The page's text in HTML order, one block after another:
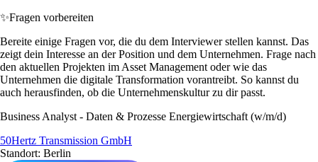
✨Fragen vorbereiten
Bereite einige Fragen vor, die du dem Interviewer stellen kannst. Das
zeigt dein Interesse an der Position und dem Unternehmen. Frage nach
den aktuellen Projekten im Asset Management oder wie das
Unternehmen die digitale Transformation vorantreibt. So kannst du
auch herausfinden, ob die Unternehmenskultur zu dir passt.
Business Analyst - Daten & Prozesse Energiewirtschaft (w/m/d)
50Hertz Transmission GmbH
Standort: Berlin